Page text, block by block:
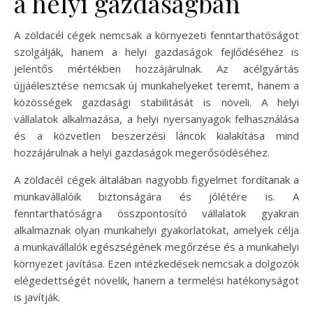
A zöldacél cégek nemcsak a környezeti fenntarthatóságot
szolgálják, hanem a helyi gazdaságok fejlődéséhez is
jelentős mértékben hozzájárulnak. Az acélgyártás
újjáélesztése nemcsak új munkahelyeket teremt, hanem a
közösségek gazdasági stabilitását is növeli. A helyi
vállalatok alkalmazása, a helyi nyersanyagok felhasználása
és a közvetlen beszerzési láncok kialakítása mind
hozzájárulnak a helyi gazdaságok megerősödéséhez.
A zöldacél cégek általában nagyobb figyelmet fordítanak a
munkavállalóik biztonságára és jólétére is. A
fenntarthatóságra összpontosító vállalatok gyakran
alkalmaznak olyan munkahelyi gyakorlatokat, amelyek célja
a munkavállalók egészségének megőrzése és a munkahelyi
környezet javítása. Ezen intézkedések nemcsak a dolgozók
elégedettségét növelik, hanem a termelési hatékonyságot
is javítják.